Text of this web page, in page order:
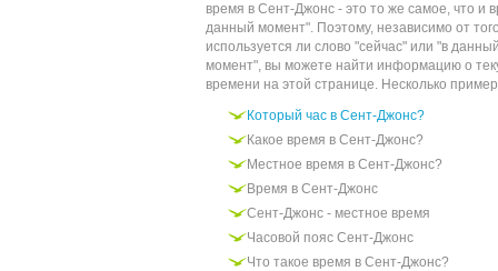
время в Сент-Джонс - это то же самое, что и
данный момент". Поэтому, независимо от
используется ли слово "сейчас" или "в
момент", вы можете найти информацию о
времени на этой странице. Несколько
Который час в Сент-Джонс?
Какое время в Сент-Джонс?
Местное время в Сент-Джонс?
Время в Сент-Джонс
Сент-Джонс - местное время
Часовой пояс Сент-Джонс
Что такое время в Сент-Джонс?